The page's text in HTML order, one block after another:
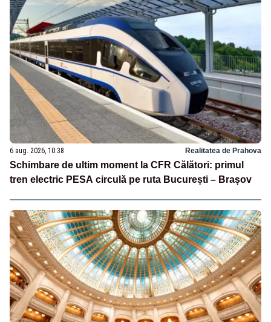
6 aug. 2026, 10:38 Realitatea de Prahova
Schimbare de ultim moment la CFR Călători: primul
tren electric PESA circulă pe ruta București – Brașov